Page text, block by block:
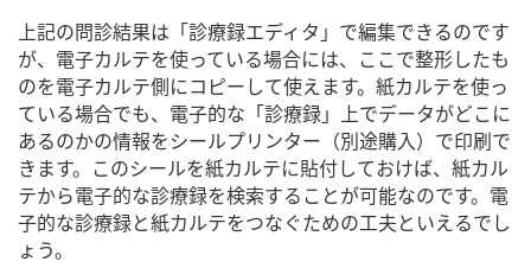
上記の問診結果は「診療録エディタ」で編集できるのです
が、電子カルテを使っている場合には、ここで整形したも
のを電子カルテ側にコピーして使えます。紙カルテを使っ
ている場合でも、電子的な「診療録」上でデータがどこに
あるのかの情報をシールプリンター（別途購入）で印刷で
きます。このシールを紙カルテに貼付しておけば、紙カル
テから電子的な診療録を検索することが可能なのです。電
子的な診療録と紙カルテをつなぐための工夫といえるでし
ょう。